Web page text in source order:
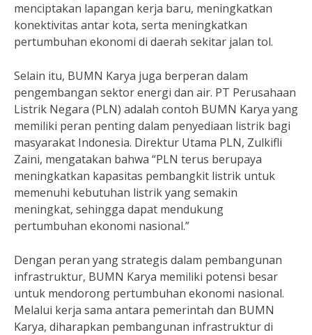
menciptakan lapangan kerja baru, meningkatkan
konektivitas antar kota, serta meningkatkan
pertumbuhan ekonomi di daerah sekitar jalan tol.
Selain itu, BUMN Karya juga berperan dalam
pengembangan sektor energi dan air. PT Perusahaan
Listrik Negara (PLN) adalah contoh BUMN Karya yang
memiliki peran penting dalam penyediaan listrik bagi
masyarakat Indonesia. Direktur Utama PLN, Zulkifli
Zaini, mengatakan bahwa “PLN terus berupaya
meningkatkan kapasitas pembangkit listrik untuk
memenuhi kebutuhan listrik yang semakin
meningkat, sehingga dapat mendukung
pertumbuhan ekonomi nasional.”
Dengan peran yang strategis dalam pembangunan
infrastruktur, BUMN Karya memiliki potensi besar
untuk mendorong pertumbuhan ekonomi nasional.
Melalui kerja sama antara pemerintah dan BUMN
Karya, diharapkan pembangunan infrastruktur di